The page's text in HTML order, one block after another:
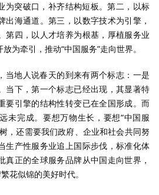
为突破口，补齐结构短板。第二，以标
出海通道。第三，以数字技术为引擎，
第四，以人才培养为根基，厚植服务业
为牵引，推动“中国服务”走向世界。
当地人说春天的到来有两个标志：一是
当下，第一个标志已经出现，其显著特
要引擎的结构性转变已在全国形成。而
未完成。要想万物生长，要想“中国服
，还需要我们政府、企业和社会共同努
生产性服务业追上国际步伐，标准化体
真正的全球服务品牌从中国走向世界，
花似锦的美好时代。